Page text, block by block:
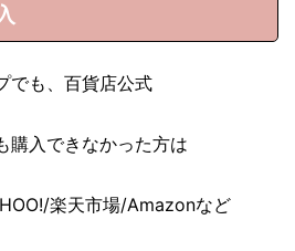
でも、百貨店公式
購入できなかった方は
楽天市場/Amazonなど